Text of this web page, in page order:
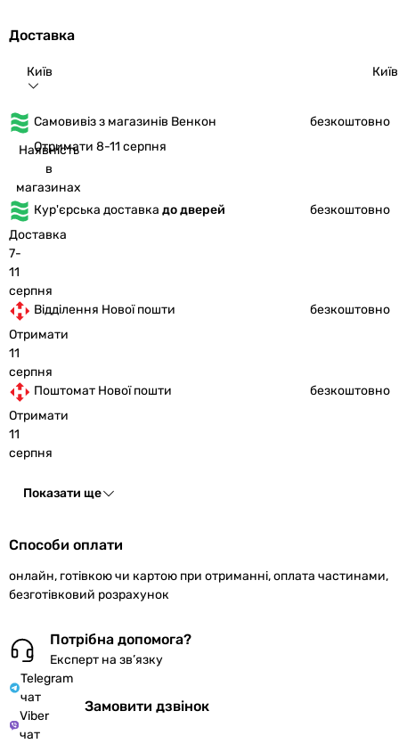
Доставка
Київ Київ
Самовивіз з магазинів Венкон
безкоштовно
Наявність
в
магазинах
Отримати 8-11 серпня
Кур'єрська доставка до дверей
безкоштовно
Доставка
7-
11
серпня
Відділення Нової пошти
безкоштовно
Отримати
11
серпня
Поштомат Нової пошти
безкоштовно
Отримати
11
серпня
Показати ще
Способи оплати
онлайн, готівкою чи картою при отриманні, оплата частинами,
безготівковий розрахунок
Потрібна допомога?
Експерт на зв’язку
Telegram
чат
Viber
чат
Замовити дзвінок